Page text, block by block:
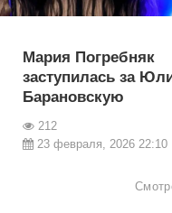
Мария Погребняк
заступилась за
Барановскую
212
23 февраля, 2026 22:10